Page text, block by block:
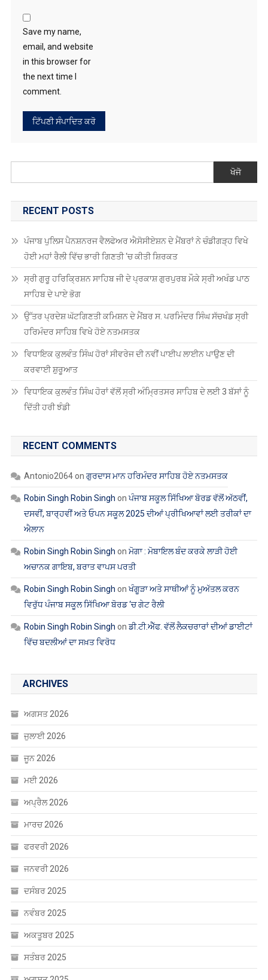
Save my name,
email, and website
in this browser for
the next time I
ਖੋਜੋ
RECENT POSTS
ਪੰਜਾਬ ਪੁਲਿਸ ਪੈਨਸ਼ਨਰਜ ਵੈਲਫੇਅਰ ਐਸੋਸੀਏਸ਼ਨ ਦੇ ਮੈਂਬਰਾਂ ਨੇ ਚੰਡੀਗੜ੍ਹ ਵਿਖੇ
ਹੋਈ ਮਹਾਂ ਰੈਲੀ ਵਿੱਚ ਭਾਰੀ ਗਿਣਤੀ ‘ਚ ਕੀਤੀ ਸ਼ਿਰਕਤ
ਸ੍ਰੀ ਗੁਰੂ ਹਰਿਕ੍ਰਿਸ਼ਨ ਸਾਹਿਬ ਜੀ ਦੇ ਪ੍ਰਕਾਸ਼ ਗੁਰਪੁਰਬ ਮੌਕੇ ਸ੍ਰੀ ਅਖੰਡ ਪਾਠ
ਸਾਹਿਬ ਦੇ ਪਾਏ ਭੋਗ
ਉੱਤਰ ਪ੍ਰਦੇਸ਼ ਘੱਟਗਿਣਤੀ ਕਮਿਸ਼ਨ ਦੇ ਮੈਂਬਰ ਸ. ਪਰਮਿੰਦਰ ਸਿੰਘ ਸੱਚਖੰਡ ਸ੍ਰੀ
ਹਰਿਮੰਦਰ ਸਾਹਿਬ ਵਿਖੇ ਹੋਏ ਨਤਮਸਤਕ
ਵਿਧਾਇਕ ਕੁਲਵੰਤ ਸਿੰਘ ਹੋਰਾਂ ਸੀਵਰੇਜ ਦੀ ਨਵੀਂ ਪਾਈਪ ਲਾਈਨ ਪਾਉਣ ਦੀ
ਕਰਵਾਈ ਸ਼ੁਰੂਆਤ
ਵਿਧਾਇਕ ਕੁਲਵੰਤ ਸਿੰਘ ਹੋਰਾਂ ਵੱਲੋਂ ਸ੍ਰੀ ਅੰਮ੍ਰਿਤਸਰ ਸਾਹਿਬ ਦੇ ਲਈ 3 ਬੱਸਾਂ ਨੂੰ
ਦਿੱਤੀ ਹਰੀ ਝੰਡੀ
RECENT COMMENTS
Antonio2064 ਗੁਰਦਾਸ ਮਾਨ ਹਰਿਮੰਦਰ ਸਾਹਿਬ ਹੋਏ ਨਤਮਸਤਕ
Robin Singh Robin Singh
ਪੰਜਾਬ ਸਕੂਲ ਸਿੱਖਿਆ ਬੋਰਡ ਵੱਲੋਂ ਅੱਠਵੀਂ,
ਦਸਵੀਂ, ਬਾਰ੍ਹਵੀਂ ਅਤੇ ਓਪਨ ਸਕੂਲ 2025 ਦੀਆਂ ਪ੍ਰੀਖਿਆਵਾਂ ਲਈ ਤਰੀਕਾਂ ਦਾ
ਐਲਾਨ
Robin Singh Robin Singh
ਮੋਗਾ : ਮੋਬਾਇਲ ਬੰਦ ਕਰਕੇ ਲਾੜੀ ਹੋਈ
ਅਚਾਨਕ ਗਾਇਬ, ਬਰਾਤ ਵਾਪਸ ਪਰਤੀ
Robin Singh Robin Singh
ਖੰਗੂੜਾ ਅਤੇ ਸਾਥੀਆਂ ਨੂੰ ਮੁਅੱਤਲ ਕਰਨ
ਵਿਰੁੱਧ ਪੰਜਾਬ ਸਕੂਲ ਸਿੱਖਿਆ ਬੋਰਡ ‘ਚ ਗੇਟ ਰੈਲੀ
Robin Singh Robin Singh
ਡੀ.ਟੀ.ਐੱਫ. ਵੱਲੋਂ ਲੈਕਚਰਾਰਾਂ ਦੀਆਂ ਡਾਈਟਾਂ
ਵਿੱਚ ਬਦਲੀਆਂ ਦਾ ਸਖ਼ਤ ਵਿਰੋਧ
ARCHIVES
ਅਗਸਤ 2026
ਜੁਲਾਈ 2026
ਜੂਨ 2026
ਮਈ 2026
ਅਪ੍ਰੈਲ 2026
ਮਾਰਚ 2026
ਫਰਵਰੀ 2026
ਜਨਵਰੀ 2026
ਦਸੰਬਰ 2025
ਨਵੰਬਰ 2025
ਅਕਤੂਬਰ 2025
ਸਤੰਬਰ 2025
ਅਗਸਤ 2025